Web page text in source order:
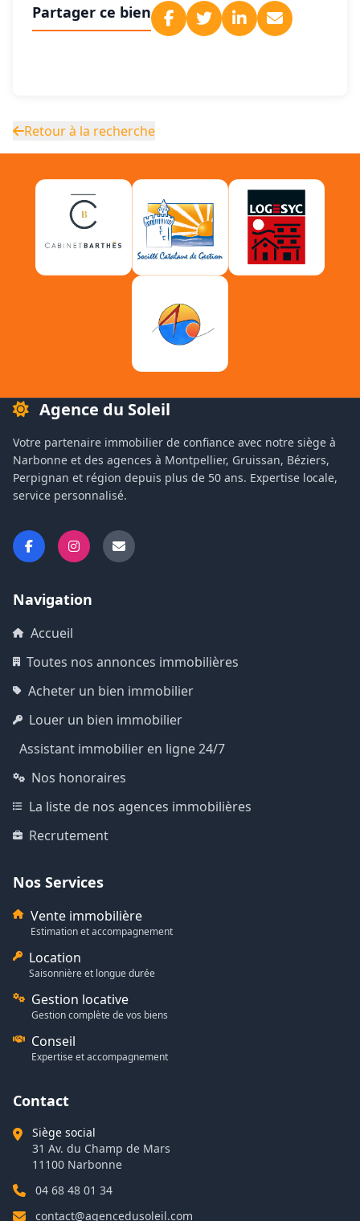
Partager ce bien
Retour à la recherche
Agence du Soleil
Votre partenaire immobilier de confiance avec notre siège à
Narbonne et des agences à Montpellier, Gruissan, Béziers,
Perpignan et région depuis plus de 50 ans. Expertise locale,
service personnalisé.
Navigation
Accueil
Toutes nos annonces immobilières
Acheter un bien immobilier
Louer un bien immobilier
Assistant immobilier en ligne 24/7
Nos honoraires
La liste de nos agences immobilières
Recrutement
Nos Services
Vente immobilière
Estimation et accompagnement
Location
Saisonnière et longue durée
Gestion locative
Gestion complète de vos biens
Conseil
Expertise et accompagnement
Contact
Siège social
31 Av. du Champ de Mars
11100 Narbonne
04 68 48 01 34
contact@agencedusoleil.com